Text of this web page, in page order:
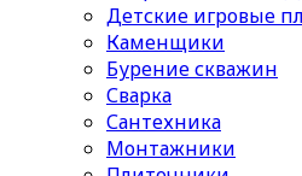
Детские игровые
Каменщики
Бурение скважин
Сварка
Сантехника
Монтажники